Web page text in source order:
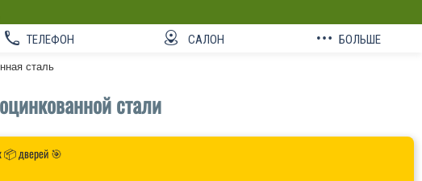
ТЕЛЕФОН САЛОН БОЛЬШЕ
сталь
стали
📦 дверей 🎯